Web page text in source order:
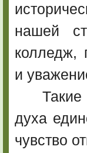
нашей
колледж,
и
духа
чувство